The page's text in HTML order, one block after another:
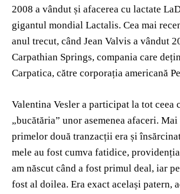
2008 a vândut și afacerea cu lactate
gigantul mondial Lactalis. Cea mai
anul trecut, când Jean Valvis a vândut
Carpathian Springs, compania care
Carpatica, către corporația americană
Valentina Vesler a participat la tot ceea
„bucătăria” unor asemenea afaceri.
primelor două tranzacții era și
mele au fost cumva fatidice,
am născut când a fost primul deal, iar
fost al doilea. Era exact același patern,